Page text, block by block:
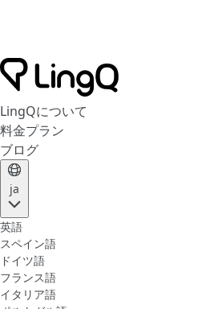
LingQについて
料金プラン
ブログ
ja
英語
スペイン語
ドイツ語
フランス語
イタリア語